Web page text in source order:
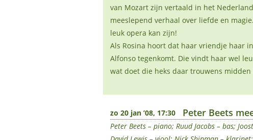
van Mozart zijn vertaald in het
meeslepend verhaal over liefde en
leuk opera kan zijn!
Als Rosina hoort dat haar vriendje haar
Alfonso tegenkomt. Die vindt haar wel
wat doet die heks daar trouwens
zo 20 jan ’08, 17:30 Peter Beets
Peter Beets – piano; Ruud Jacobs – bas;